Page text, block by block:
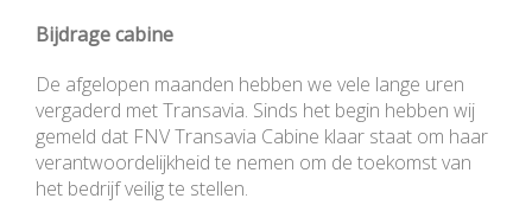
Bijdrage cabine
De afgelopen maanden hebben we vele lange uren
vergaderd met Transavia. Sinds het begin hebben wij
gemeld dat FNV Transavia Cabine klaar staat om haar
verantwoordelijkheid te nemen om de toekomst van
het bedrijf veilig te stellen.